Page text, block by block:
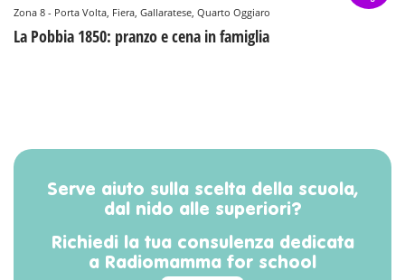
Zona 8 - Porta Volta, Fiera, Gallaratese, Quarto Oggiaro
La Pobbia 1850: pranzo e cena in famiglia
Serve aiuto sulla scelta della scuola,
dal nido alle superiori?
Richiedi la tua consulenza dedicata
a Radiomamma for school